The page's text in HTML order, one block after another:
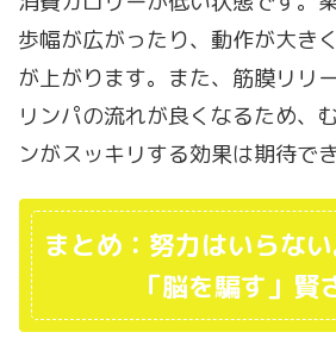
歩幅が広がったり、動作が大き
が上がります。また、筋膜リリ
リンパの流れが良くなるため、
ンがスッキリする効果は期待でき
まとめ：努力はいらな
「脳を騙す」賢